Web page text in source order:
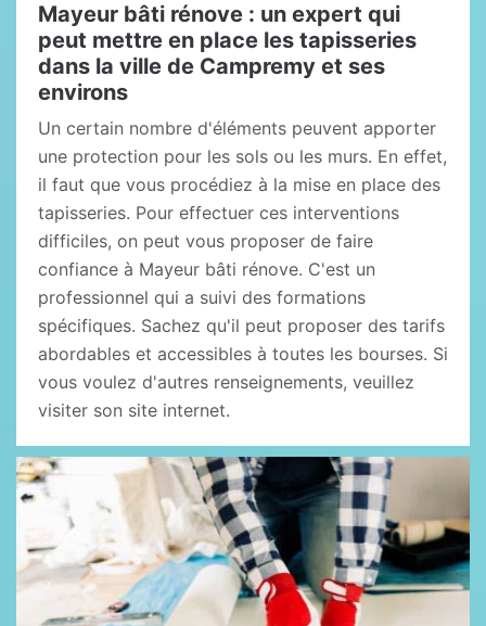
Mayeur bâti rénove : un expert qui
peut mettre en place les tapisseries
dans la ville de Campremy et ses
environs
Un certain nombre d'éléments peuvent apporter
une protection pour les sols ou les murs. En effet,
il faut que vous procédiez à la mise en place des
tapisseries. Pour effectuer ces interventions
difficiles, on peut vous proposer de faire
confiance à Mayeur bâti rénove. C'est un
professionnel qui a suivi des formations
spécifiques. Sachez qu'il peut proposer des tarifs
abordables et accessibles à toutes les bourses. Si
vous voulez d'autres renseignements, veuillez
visiter son site internet.